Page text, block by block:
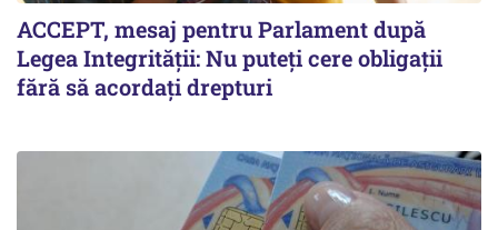
ACCEPT, mesaj pentru Parlament după
Legea Integrității: Nu puteți cere obligații
fără să acordați drepturi